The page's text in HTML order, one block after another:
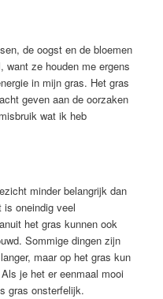
de oogst en de bloemen
want ze houden me ergens
in mijn gras. Het gras
geven aan de oorzaken
wat ik heb
minder belangrijk dan
is oneindig veel
het gras kunnen ook
Sommige dingen zijn
maar op het gras kun
je het er eenmaal mooi
gras onsterfelijk.